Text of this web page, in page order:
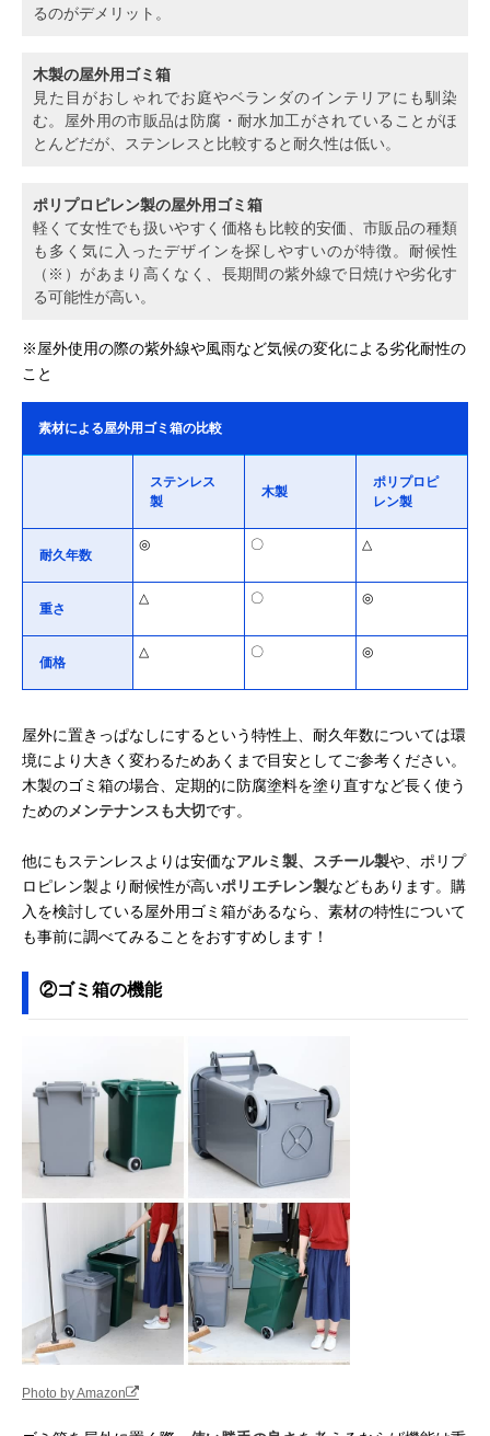
るのがデメリット。
木製の屋外用ゴミ箱
見た目がおしゃれでお庭やベランダのインテリアにも馴染
む。屋外用の市販品は防腐・耐水加工がされていることがほ
とんどだが、ステンレスと比較すると耐久性は低い。
ポリプロピレン製の屋外用ゴミ箱
軽くて女性でも扱いやすく価格も比較的安価、市販品の種類
も多く気に入ったデザインを探しやすいのが特徴。耐候性
（※）があまり高くなく、長期間の紫外線で日焼けや劣化す
る可能性が高い。
※屋外使用の際の紫外線や風雨など気候の変化による劣化耐性の
こと
素材による屋外用ゴミ箱の比較
ステンレス
製
木製
ポリプロピ
レン製
耐久年数
◎ 〇 △
重さ
△ 〇 ◎
価格
△ 〇 ◎
屋外に置きっぱなしにするという特性上、耐久年数については環
境により大きく変わるためあくまで目安としてご参考ください。
木製のゴミ箱の場合、定期的に防腐塗料を塗り直すなど長く使う
ためのメンテナンスも大切です。
他にもステンレスよりは安価なアルミ製、スチール製や、ポリプ
ロピレン製より耐候性が高いポリエチレン製などもあります。購
入を検討している屋外用ゴミ箱があるなら、素材の特性について
も事前に調べてみることをおすすめします！
②ゴミ箱の機能
Photo by Amazon